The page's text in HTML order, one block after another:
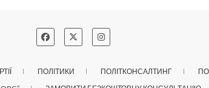
ПОЛІТИКИ ПОЛІТКОНСАЛТИНГ